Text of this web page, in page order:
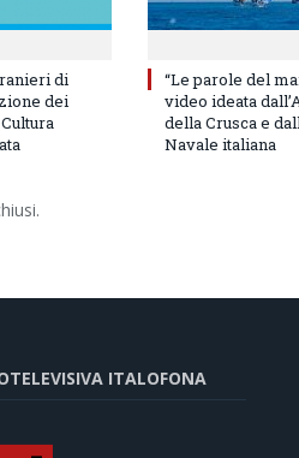
di
dei
“Le parole del
video ideata
della Crusca e
Navale italiana
ITALOFONA